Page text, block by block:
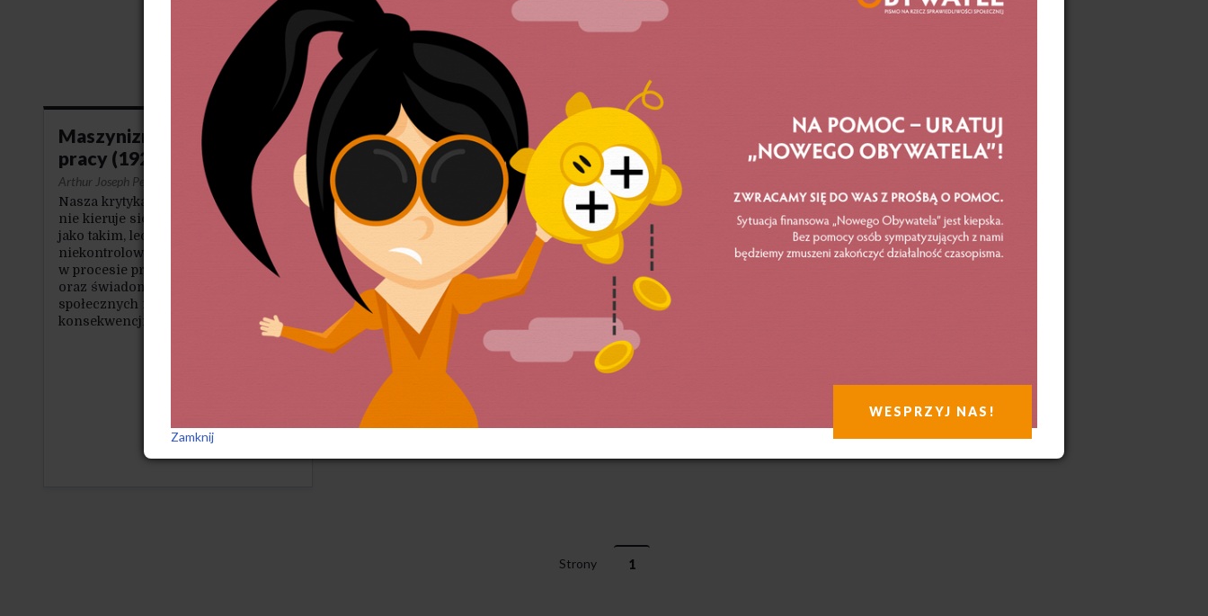
Maszynizm i podpodział
pracy (1922)
Arthur Joseph Penty 23-5-2021
Nasza krytyka maszynizmu
nie kieruje się przeciwko maszynom
jako takim, lecz tylko przeciw
niekontrolowanemu stosowaniu ich
w procesie produkcji
oraz świadomemu ignorowaniu
społecznych i gospodarczych
konsekwencji tego fenomenu.
Strony 1
WESPRZYJ NAS!
Zamknij